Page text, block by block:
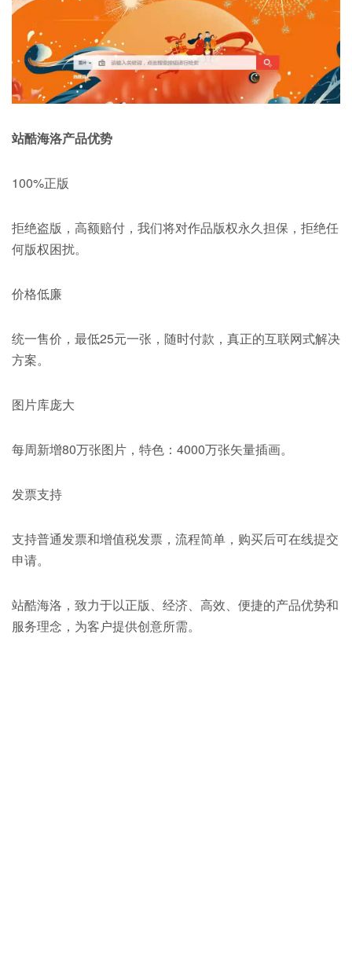
站酷海洛产品优势
100%正版
拒绝盗版，高额赔付，我们将对作品版权永久担保，拒绝任
何版权困扰。
价格低廉
统一售价，最低25元一张，随时付款，真正的互联网式解决
方案。
图片库庞大
每周新增80万张图片，特色：4000万张矢量插画。
发票支持
支持普通发票和增值税发票，流程简单，购买后可在线提交
申请。
站酷海洛，致力于以正版、经济、高效、便捷的产品优势和
服务理念，为客户提供创意所需。